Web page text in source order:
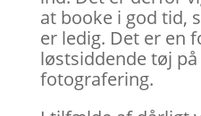
at booke i god tid,
er ledig. Det er en
løstsiddende tøj
fotografering.